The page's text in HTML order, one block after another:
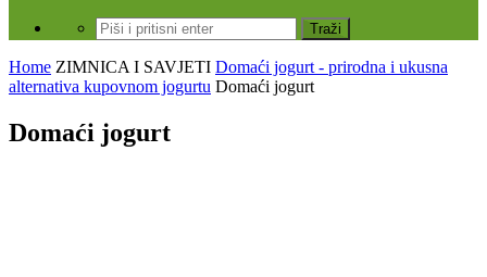
Home ZIMNICA I SAVJETI Domaći jogurt - prirodna i ukusna
alternativa kupovnom jogurtu Domaći jogurt
Domaći jogurt